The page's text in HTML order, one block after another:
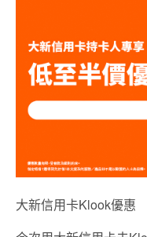
大新信用卡Klook優惠